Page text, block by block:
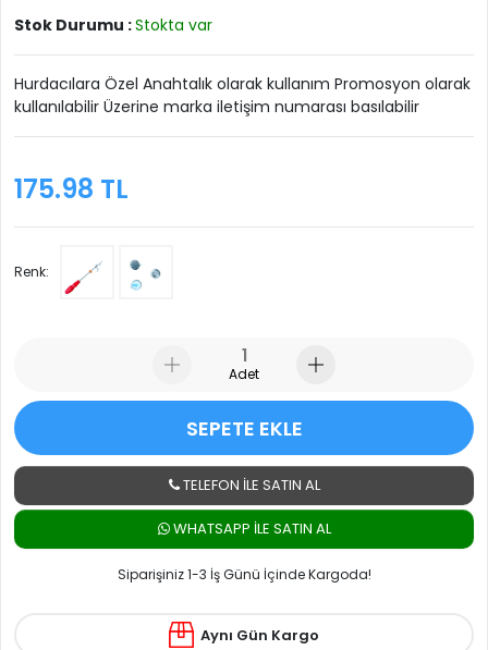
Stok Durumu :Stokta var
Hurdacılara Özel Anahtalık olarak kullanım Promosyon olarak
kullanılabilir Üzerine marka iletişim numarası basılabilir
175.98 TL
Renk:
Adet
SEPETE EKLE
TELEFON İLE SATIN AL
WHATSAPP ILE SATIN AL
Siparişiniz 1-3 İş Günü İçinde Kargoda!
Aynı Gün Kargo